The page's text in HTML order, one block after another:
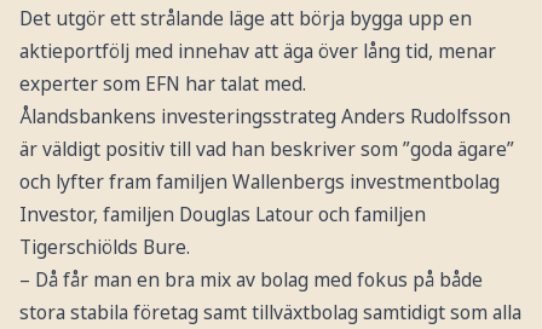
Det utgör ett strålande läge att börja bygga upp en
aktieportfölj med innehav att äga över lång tid, menar
experter som EFN har talat med.
Ålandsbankens investeringsstrateg Anders Rudolfsson
är väldigt positiv till vad han beskriver som ”goda ägare”
och lyfter fram familjen Wallenbergs investmentbolag
Investor, familjen Douglas Latour och familjen
Tigerschiölds Bure.
– Då får man en bra mix av bolag med fokus på både
stora stabila företag samt tillväxtbolag samtidigt som alla